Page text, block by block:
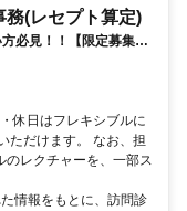
務(レセプト算定)
必見！！【限定募集】
型／業務委託）
休日はフレキシブルに
ただけます。 なお、担
のレクチャーを、一部ス
情報をもとに、訪問診